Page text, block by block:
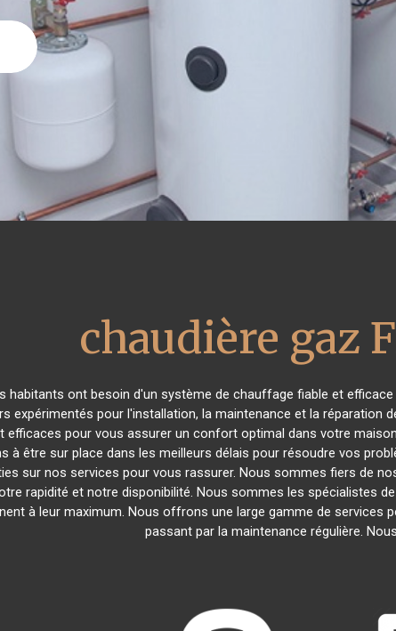
chaudière gaz
habitants ont besoin d'un système de chauffage fiable et
expérimentés pour l'installation, la maintenance et la réparation
efficaces pour vous assurer un confort optimal dans votre
à être sur place dans les meilleurs délais pour résoudre vos
sur nos services pour vous rassurer. Nous sommes fiers de
rapidité et notre disponibilité. Nous sommes les spécialistes
à leur maximum. Nous offrons une large gamme de services
passant par la maintenance régulière.